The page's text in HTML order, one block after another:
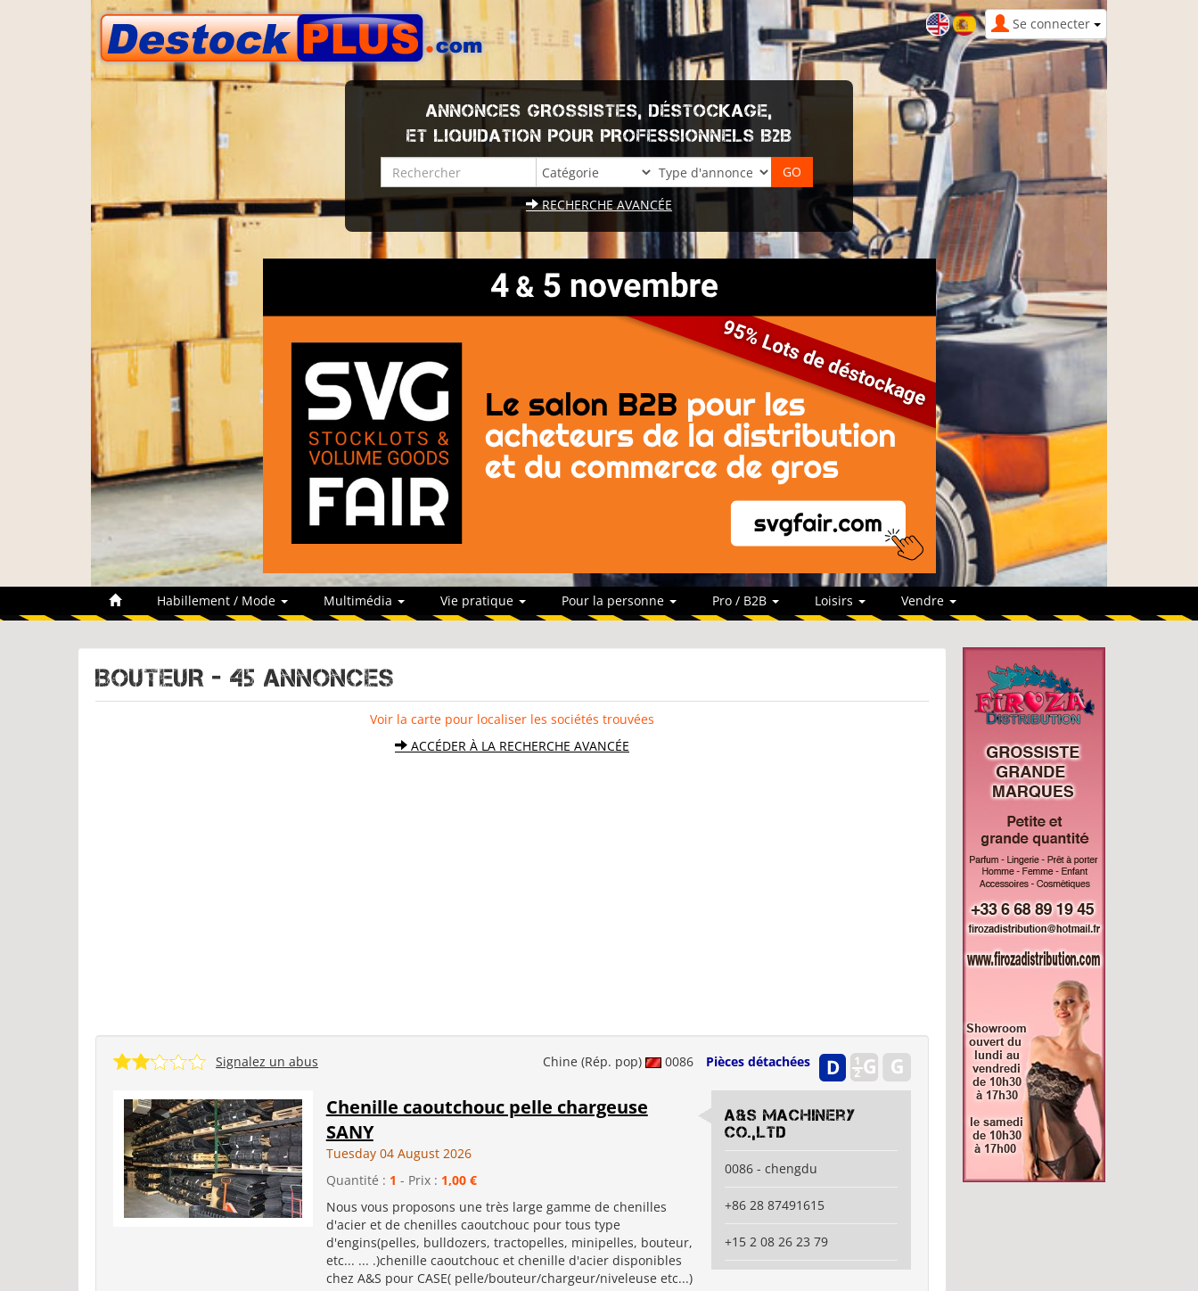
Se connecter
ANNONCES GROSSISTES, DÉSTOCKAGE,
ET LIQUIDATION POUR PROFESSIONNELS B2B
RECHERCHE AVANCÉE
Habillement / Mode Multimédia Vie pratique Pour la personne Pro / B2B Loisirs Vendre
BOUTEUR - 45 Annonces
Voir la carte pour localiser les sociétés trouvées
ACCÉDER À LA RECHERCHE AVANCÉE
Chine (Rép. pop) 0086 Pièces détachées
Signalez un abus
Chenille caoutchouc pelle chargeuse
SANY
Tuesday 04 August 2026
Quantité : 1 - Prix : 1,00 €
Nous vous proposons une très large gamme de chenilles
d'acier et de chenilles caoutchouc pour tous type
d'engins(pelles, bulldozers, tractopelles, minipelles, bouteur,
etc... ... .)chenille caoutchouc et chenille d'acier disponibles
chez A&S pour CASE( pelle/bouteur/chargeur/niveleuse etc...)
A&S Machinery
co.,ltd
0086 - chengdu
+86 28 87491615
+15 2 08 26 23 79